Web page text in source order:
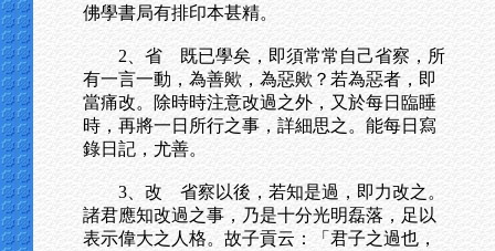
佛學書局有排印本甚精。
2、省 既已學矣，即須常常自己省察，所
有一言一動，為善歟，為惡歟？若為惡者，即
當痛改。除時時注意改過之外，又於每日臨睡
時，再將一日所行之事，詳細思之。能每日寫
錄日記，尤善。
3、改 省察以後，若知是過，即力改之。
諸君應知改過之事，乃是十分光明磊落，足以
表示偉大之人格。故子貢云：「君子之過也，